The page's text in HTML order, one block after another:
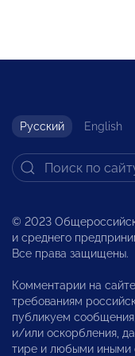
Русский English
© 2023
и среднего
Все права защищены.
Комментарии на
требованиям
публикуем
и/или оскорбления,
тире и любыми иными